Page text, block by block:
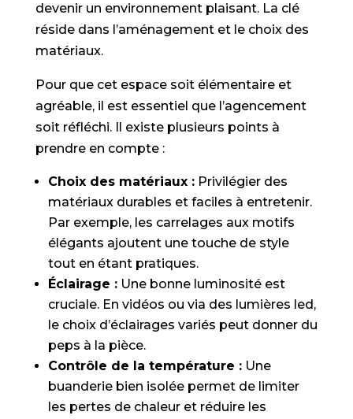
devenir un environnement plaisant. La clé
réside dans l’aménagement et le choix des
matériaux.
Pour que cet espace soit élémentaire et
agréable, il est essentiel que l’agencement
soit réfléchi. Il existe plusieurs points à
prendre en compte :
Choix des matériaux :Privilégier des
matériaux durables et faciles à entretenir.
Par exemple, les carrelages aux motifs
élégants ajoutent une touche de style
tout en étant pratiques.
Éclairage :Une bonne luminosité est
cruciale. En vidéos ou via des lumières led,
le choix d’éclairages variés peut donner du
peps à la pièce.
Contrôle de la température :Une
buanderie bien isolée permet de limiter
les pertes de chaleur et réduire les